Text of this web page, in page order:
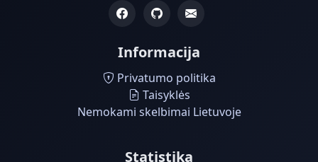
Informacija
Privatumo politika
Taisyklės
Nemokami skelbimai Lietuvoje
Statistika